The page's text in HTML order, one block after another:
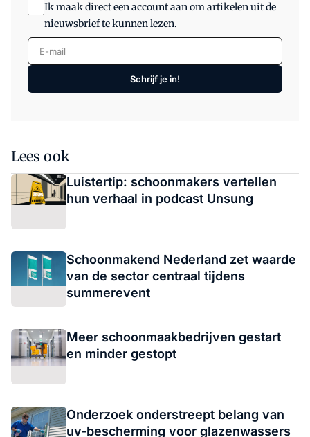
Ik maak direct een account aan om artikelen uit de
nieuwsbrief te kunnen lezen.
E-mail
Schrijf je in!
Lees ook
Luistertip: schoonmakers vertellen
hun verhaal in podcast Unsung
Schoonmakend Nederland zet waarde
van de sector centraal tijdens
summerevent
Meer schoonmaakbedrijven gestart
en minder gestopt
Onderzoek onderstreept belang van
uv-bescherming voor glazenwassers